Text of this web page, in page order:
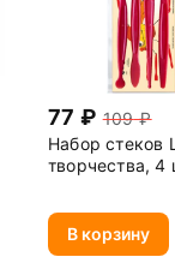
77
109
Набор стеков
творчества, 4
В корзину